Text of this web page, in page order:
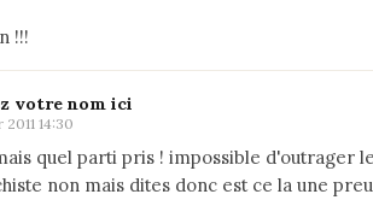
!!!
votre nom ici
14:30
quel parti pris ! impossible d'outrager
non mais dites donc est ce la une